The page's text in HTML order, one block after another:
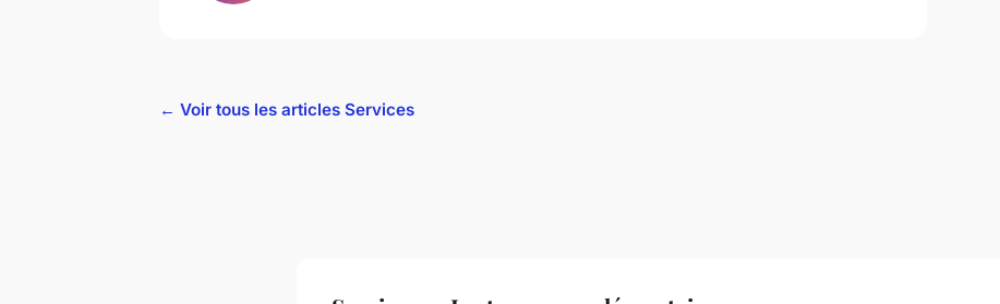
← Voir tous les articles Services